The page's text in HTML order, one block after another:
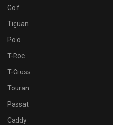
Golf
Tiguan
Polo
T-Roc
T-Cross
Touran
Passat
Caddy